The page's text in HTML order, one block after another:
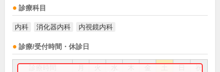
診療科目
内科 消化器内科 内視鏡内科
診療/受付時間・休診日
祝